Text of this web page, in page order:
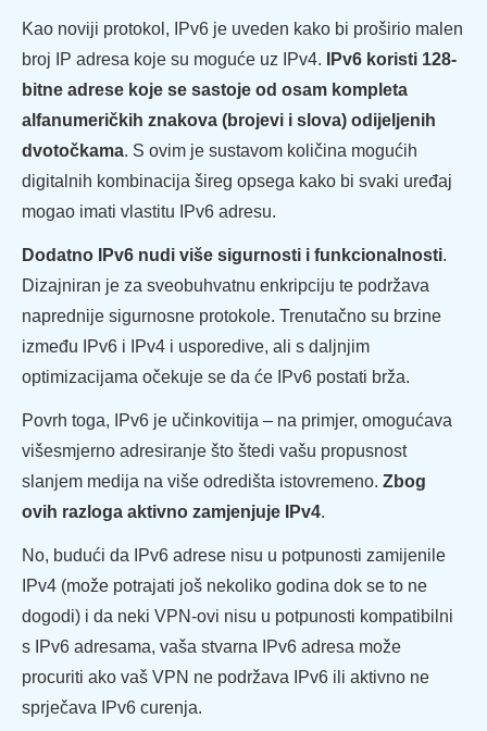
Kao noviji protokol, IPv6 je uveden kako bi proširio malen
broj IP adresa koje su moguće uz IPv4.
IPv6 koristi 128-
bitne adrese koje se sastoje od osam kompleta
alfanumeričkih znakova (brojevi i slova) odijeljenih
dvotočkama. S ovim je sustavom količina mogućih
digitalnih kombinacija šireg opsega kako bi svaki uređaj
mogao imati vlastitu IPv6 adresu.
Dodatno IPv6 nudi više sigurnosti i funkcionalnosti.
Dizajniran je za sveobuhvatnu enkripciju te podržava
naprednije sigurnosne protokole. Trenutačno su brzine
između IPv6 i IPv4 i usporedive, ali s daljnjim
optimizacijama očekuje se da će IPv6 postati brža.
Povrh toga, IPv6 je učinkovitija – na primjer, omogućava
višesmjerno adresiranje što štedi vašu propusnost
slanjem medija na više odredišta istovremeno. Zbog
ovih razloga aktivno zamjenjuje IPv4.
No, budući da IPv6 adrese nisu u potpunosti zamijenile
IPv4 (može potrajati još nekoliko godina dok se to ne
dogodi) i da neki VPN-ovi nisu u potpunosti kompatibilni
s IPv6 adresama, vaša stvarna IPv6 adresa može
procuriti ako vaš VPN ne podržava IPv6 ili aktivno ne
sprječava IPv6 curenja.